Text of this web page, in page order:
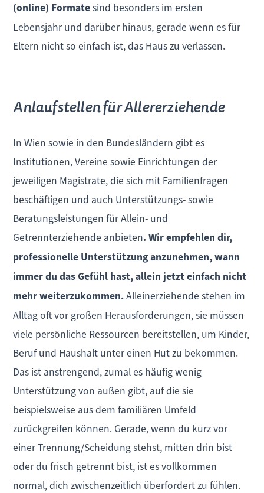
(online) Formatesind besonders im ersten
Lebensjahr und darüber hinaus, gerade wenn es für
Eltern nicht so einfach ist, das Haus zu verlassen.
Anlaufstellen für Allererziehende
In Wien sowie in den Bundesländern gibt es
Institutionen, Vereine sowie Einrichtungen der
jeweiligen Magistrate, die sich mit Familienfragen
beschäftigen und auch Unterstützungs- sowie
Beratungsleistungen für Allein- und
Getrennterziehende anbieten. Wir empfehlen dir,
professionelle Unterstützung anzunehmen, wann
immer du das Gefühl hast, allein jetzt einfach nicht
mehr weiterzukommen. Alleinerziehende stehen im
Alltag oft vor großen Herausforderungen, sie müssen
viele persönliche Ressourcen bereitstellen, um Kinder,
Beruf und Haushalt unter einen Hut zu bekommen.
Das ist anstrengend, zumal es häufig wenig
Unterstützung von außen gibt, auf die sie
beispielsweise aus dem familiären Umfeld
zurückgreifen können. Gerade, wenn du kurz vor
einer Trennung/Scheidung stehst, mitten drin bist
oder du frisch getrennt bist, ist es vollkommen
normal, dich zwischenzeitlich überfordert zu fühlen.